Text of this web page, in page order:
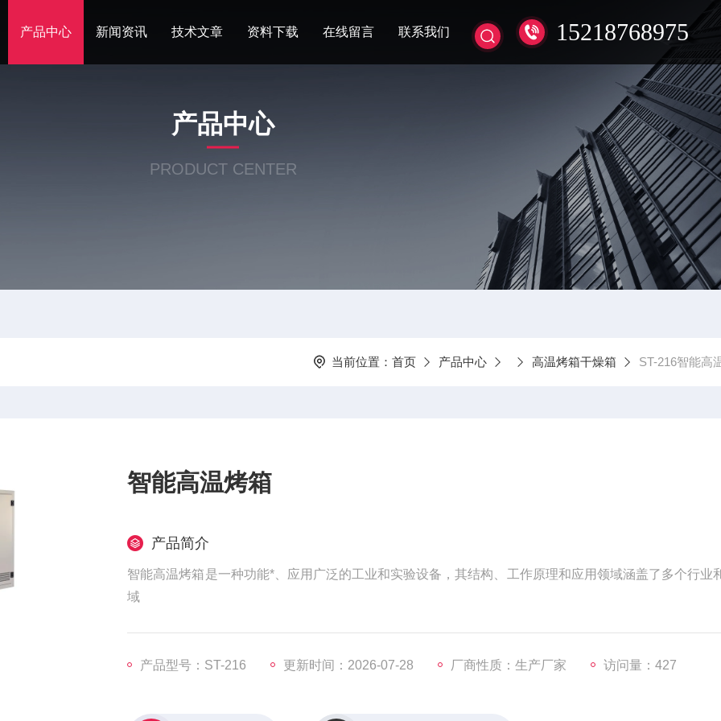
15218768975
产品中心 新闻资讯 技术文章 资料下载 在线留言 联系我们
产品中心
PRODUCT CENTER
当前位置： 首页 产品中心 高温烤箱干燥箱 ST-216智能高
智能高温烤箱
产品简介
智能高温烤箱是一种功能*、应用广泛的工业和实验设备，其结构、工作原理和应用领域涵盖了多个行业
域
产品型号：ST-216 更新时间：2026-07-28 厂商性质：生产厂家 访问量：427